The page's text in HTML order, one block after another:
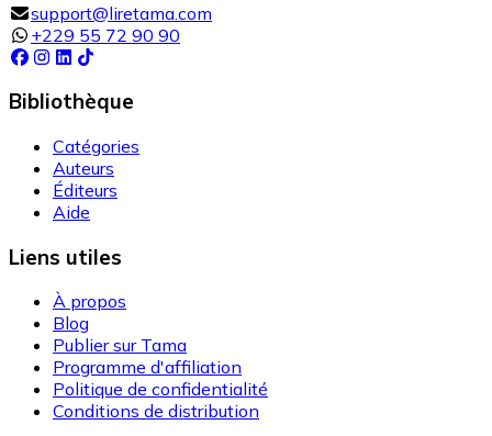
support@liretama.com
+229 55 72 90 90
Bibliothèque
Catégories
Auteurs
Éditeurs
Aide
Liens utiles
À propos
Blog
Publier sur Tama
Programme d'affiliation
Politique de confidentialité
Conditions de distribution